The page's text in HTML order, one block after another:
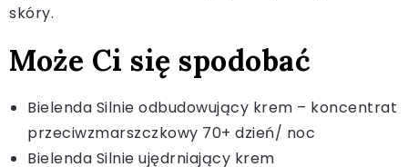
skóry.
Może Ci się spodobać
Bielenda Silnie odbudowujący krem – koncentrat
przeciwzmarszczkowy 70+ dzień/ noc
Bielenda Silnie ujędrniający krem